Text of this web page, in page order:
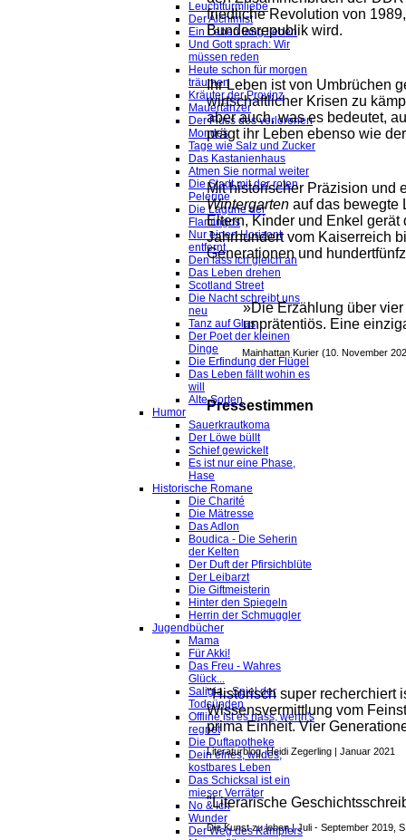
Leuchtturmliebe
Der Alchimist
Ein Leben lang lieben
Und Gott sprach: Wir
müssen reden
Heute schon für morgen
träumen
Kräuter der Provinz
Mauertänzer
Der Fluss des verlorenen
Mondes
Tage wie Salz und Zucker
Das Kastanienhaus
Atmen Sie normal weiter
Die Stadt mit der roten
Pelerine
Die Lagune der
Flamingos
Nur einen Horizont
entfernt
Den lass ich gleich an
Das Leben drehen
Scotland Street
Die Nacht schreibt uns
neu
Tanz auf Glas
Der Poet der kleinen
Dinge
Die Erfindung der Flügel
Das Leben fällt wohin es
will
Alte Sorten
Humor
Sauerkrautkoma
Der Löwe büllt
Schief gewickelt
Es ist nur eine Phase,
Hase
Historische Romane
Die Charité
Die Mätresse
Das Adlon
Boudica - Die Seherin
der Kelten
Der Duft der Pfirsichblüte
Der Leibarzt
Die Giftmeisterin
Hinter den Spiegeln
Herrin der Schmuggler
Jugendbücher
Mama
Für Akki!
Das Freu - Wahres
Glück...
Saligia - Spiel der
Todsünden
Offline ist es nass, wenn's
regnet
Die Duftapotheke
Dein eines, wildes,
kostbares Leben
Das Schicksal ist ein
mieser Verräter
No & Ich
Wunder
Der Weg des Kämpfers
friedliche Revolution von
Bundesrepublik wird.
Ihr Leben ist von Umbrüchen
wirtschaftlicher Krisen zu
aber auch, was es bedeutet,
prägt ihr Leben ebenso wie
Mit historischer Präzision und
Wintergarten auf das bewegte
Eltern, Kinder und Enkel
Jahrhundert vom Kaiserreich
Generationen und
»Die Erzählung über
unprätentiös. Eine
Mainhattan Kurier (10. November
Pressestimmen
"Historisch super recherchiert
Wissensvermittlung vom
primaEinheit. Vier
Literaturblog, Heidi Zegerling | Januar 2021
"Literarische
Die Kunst zu leben | Juli - September 2019,